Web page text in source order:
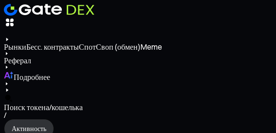
РынкиБесс. контрактыСпотСвоп (обмен)Meme
Реферал
Подробнее
Поиск токена/кошелька
/
Активность